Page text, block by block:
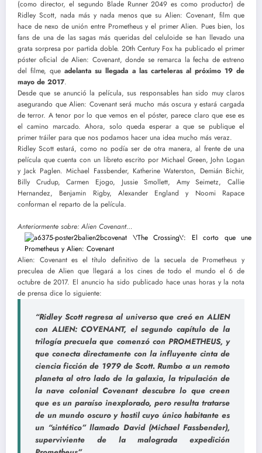
(como director, el segundo Blade Runner 2049 es como productor) de
Ridley Scott, nada más y nada menos que su Alien: Covenant, film que
hace de nexo de unión entre Prometheus y el primer Alien. Pues bien, los
fans de una de las sagas más queridas del celuloide se han llevado una
grata sorpresa por partida doble. 20th Century Fox ha publicado el primer
póster oficial de Alien: Covenant, donde se remarca la fecha de estreno
del filme, queadelanta su llegada a las carteleras al próximo 19 de
mayo de 2017.
Desde que se anunció la película, sus responsables han sido muy claros
asegurando que Alien: Covenant será mucho más oscura y estará cargada
de terror. A tenor por lo que vemos en el póster, parece claro que ese es
el camino marcado. Ahora, solo queda esperar a que se publique el
primer tráiler para que nos podamos hacer una idea mucho más veraz.
Ridley Scott estará, como no podía ser de otra manera, al frente de una
película que cuenta con un libreto escrito por Michael Green, John Logan
y Jack Paglen. Michael Fassbender, Katherine Waterston, Demián Bichir,
Billy Crudup, Carmen Ejogo, Jussie Smollett, Amy Seimetz, Callie
Hernandez, Benjamin Rigby, Alexander England y Noomi Rapace
conforman el reparto de la película.
Anteriormente sobre: Alien Covenant…
Alien: Covenant es el título definitivo de la secuela de Prometheus y
preculea de Alien que llegará a los cines de todo el mundo el 6 de
octubre de 2017. El anuncio ha sido publicado hace unas horas y la nota
de prensa dice lo siguiente:
“Ridley Scott regresa al universo que creó en ALIEN
con ALIEN: COVENANT, el segundo capítulo de la
trilogía precuela que comenzó con PROMETHEUS, y
que conecta directamente con la influyente cinta de
ciencia ficción de 1979 de Scott. Rumbo a un remoto
planeta al otro lado de la galaxia, la tripulación de
la nave colonial Covenant descubre lo que creen
que es un paraíso inexplorado, pero resulta tratarse
de un mundo oscuro y hostil cuyo único habitante es
un “sintético” llamado David (Michael Fassbender),
superviviente de la malograda expedición